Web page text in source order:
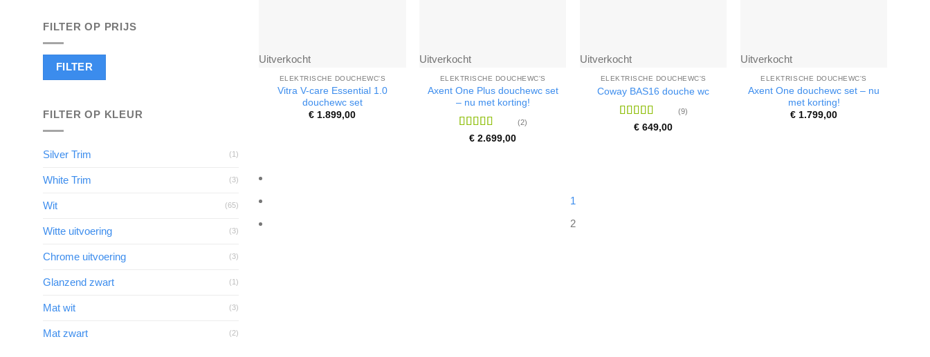
FILTER OP PRIJS
Min.
Max.
FILTER
FILTER OP KLEUR
Silver Trim (1)
White Trim (3)
Wit (65)
Witte uitvoering (3)
Chrome uitvoering (3)
Glanzend zwart (1)
Mat wit (3)
Mat zwart (2)
Uitverkocht
ELEKTRISCHE DOUCHEWC'S
Vitra V-care Essential 1.0
douchewc set
€ 1.899,00
Uitverkocht
ELEKTRISCHE DOUCHEWC'S
Axent One Plus douchewc set
– nu met korting!
Waardering
(2)
€ 2.699,00
Uitverkocht
ELEKTRISCHE DOUCHEWC'S
Coway BAS16 douche wc
Waardering
(9)
€ 649,00
Uitverkocht
ELEKTRISCHE DOUCHEWC'S
Axent One douchewc set – nu
met korting!
€ 1.799,00
1
2